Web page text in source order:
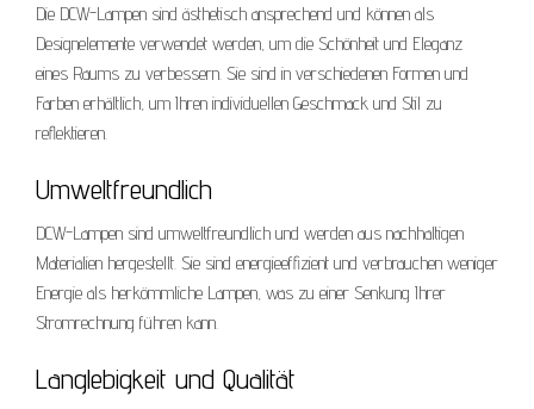
Die DCW-Lampen sind ästhetisch ansprechend und können als
Designelemente verwendet werden, um die Schönheit und Eleganz
eines Raums zu verbessern. Sie sind in verschiedenen Formen und
Farben erhältlich, um Ihren individuellen Geschmack und Stil zu
reflektieren.
Umweltfreundlich
DCW-Lampen sind umweltfreundlich und werden aus nachhaltigen
Materialien hergestellt. Sie sind energieeffizient und verbrauchen weniger
Energie als herkömmliche Lampen, was zu einer Senkung Ihrer
Stromrechnung führen kann.
Langlebigkeit und Qualität